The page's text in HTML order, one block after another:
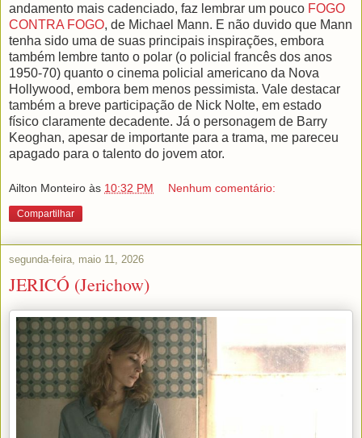
andamento mais cadenciado, faz lembrar um pouco FOGO
CONTRA FOGO, de Michael Mann. E não duvido que Mann
tenha sido uma de suas principais inspirações, embora
também lembre tanto o polar (o policial francês dos anos
1950-70) quanto o cinema policial americano da Nova
Hollywood, embora bem menos pessimista. Vale destacar
também a breve participação de Nick Nolte, em estado
físico claramente decadente. Já o personagem de Barry
Keoghan, apesar de importante para a trama, me pareceu
apagado para o talento do jovem ator.
Ailton Monteiro às 10:32 PM Nenhum comentário:
Compartilhar
segunda-feira, maio 11, 2026
JERICÓ (Jerichow)